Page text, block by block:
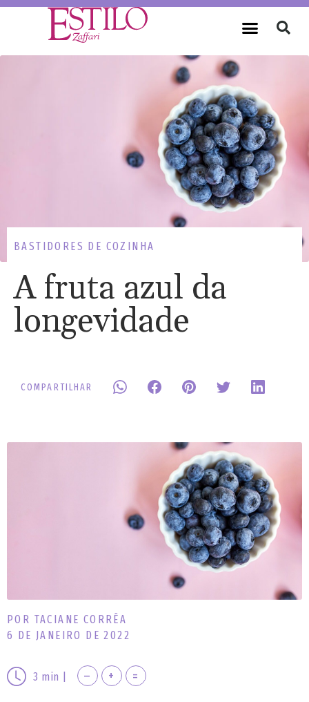
BASTIDORES DE COZINHA
A fruta azul da
longevidade
COMPARTILHAR
POR TACIANE CORRÊA
6 DE JANEIRO DE 2022
3 min – + =